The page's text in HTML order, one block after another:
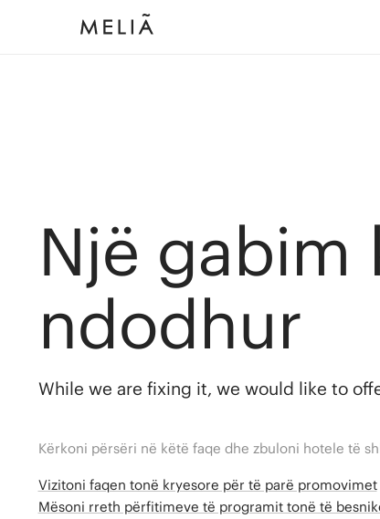
Një gabim
ndodhur
While we are fixing it, we would like to
Kërkoni përsëri në këtë faqe dhe zbuloni hotele të
Vizitoni faqen tonë kryesore për të parë promovimet
Mësoni rreth përfitimeve të programit tonë të